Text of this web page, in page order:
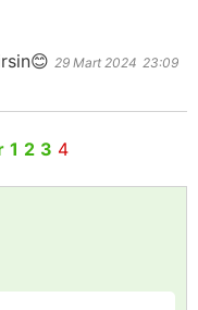
29 Mart 2024 23:09
1 2 3 4